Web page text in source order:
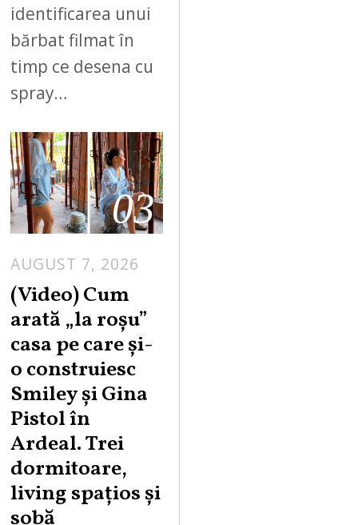
identificarea unui
bărbat filmat în
timp ce desena cu
spray…
03
AUGUST 7, 2026
(Video) Cum
arată „la roşu”
casa pe care şi-
o construiesc
Smiley şi Gina
Pistol în
Ardeal. Trei
dormitoare,
living spațios și
sobă